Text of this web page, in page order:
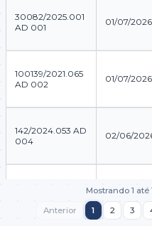
30082/2025.001
AD 001
01/07/2026
100139/2021.065
AD 002
01/07/2026
142/2024.053 AD
004
02/06/
01/06/2026
Mostrando 1 até
Anterior 1 2 3